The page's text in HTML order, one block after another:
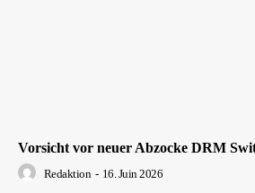
Vorsicht vor neuer Abzocke DRM
Redaktion - 16. Juin 2026